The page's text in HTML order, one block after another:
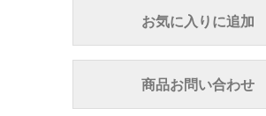
お気に入りに追加
商品お問い合わせ